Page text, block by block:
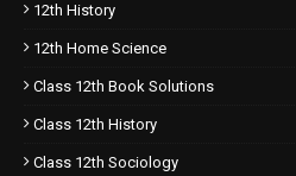
12th History
12th Home Science
Class 12th Book Solutions
Class 12th History
Class 12th Sociology